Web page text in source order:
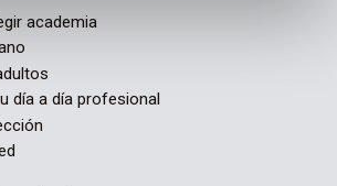
academia
día a día profesional